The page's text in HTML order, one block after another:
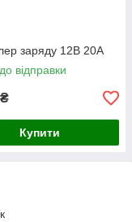
заряду 12В 20А
відправки
₴
Купити